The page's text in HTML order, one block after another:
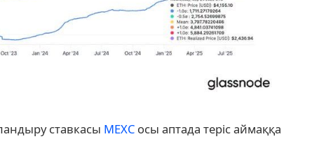
ставкасы MEXC осы аптада теріс аймаққа